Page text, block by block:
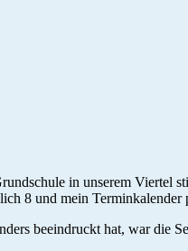
in unserem Viertel
8 und mein Terminkalender
beeindruckt hat, war die